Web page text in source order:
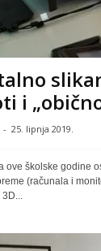
i
- 25. lipnja 2019.
ove školske godine
(računala i